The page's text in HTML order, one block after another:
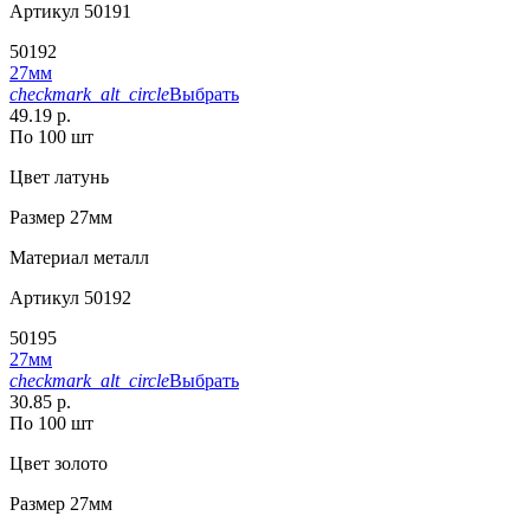
Артикул 50191
50192
27мм
checkmark_alt_circleВыбрать
49.19 р.
По 100 шт
Цвет латунь
Размер 27мм
Материал металл
Артикул 50192
50195
27мм
checkmark_alt_circleВыбрать
30.85 р.
По 100 шт
Цвет золото
Размер 27мм